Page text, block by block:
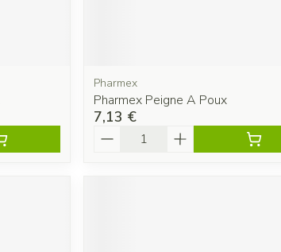
Pharmex
Pharmex Peigne A Poux
7,13 €
Quantité